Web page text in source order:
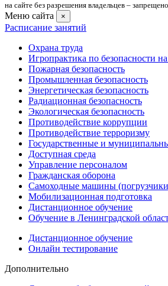
на сайте без разрешения владельцев –
Меню сайта ×
Расписание занятий
Охрана труда
Игропрактика по безопасности
Пожарная безопасность
Промышленная безопасность
Энергетическая безопасность
Радиационная безопасность
Экологическая безопасность
Противодействие коррупции
Противодействие терроризму
Государственные и
Доступная среда
Управление персоналом
Гражданская оборона
Самоходные машины
Мобилизационная подготовка
Дистанционное обучение
Обучение в Ленинградской
Дистанционное обучение
Онлайн тестирование
Дополнительно